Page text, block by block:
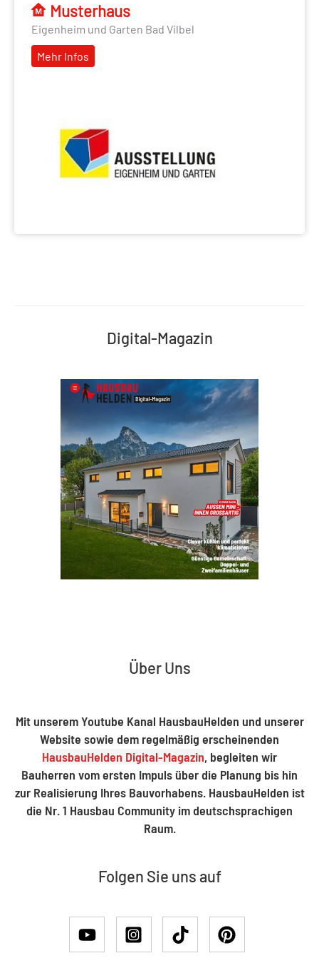
Musterhaus
Eigenheim und Garten Bad Vilbel
Mehr Infos
Digital-Magazin
Über Uns
Mit unserem Youtube Kanal HausbauHelden und unserer
Website sowie dem regelmäßig erscheinenden
HausbauHelden Digital-Magazin, begleiten wir
Bauherren vom ersten Impuls über die Planung bis hin
zur Realisierung Ihres Bauvorhabens. HausbauHelden ist
die Nr. 1 Hausbau Community im deutschsprachigen
Raum.
Folgen Sie uns auf